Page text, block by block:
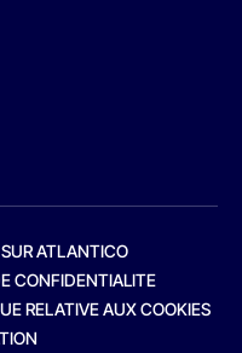
ATLANTICO
CONFIDENTIALITE
RELATIVE AUX COOKIES